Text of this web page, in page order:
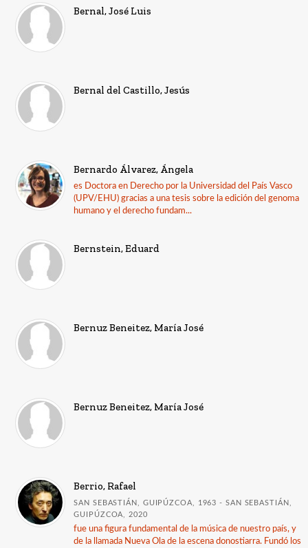
Bernal, José Luis
Bernal del Castillo, Jesús
Bernardo Álvarez, Ángela
es Doctora en Derecho por la Universidad del País Vasco
(UPV/EHU) gracias a una tesis sobre la edición del genoma
humano y el derecho fundam...
Bernstein, Eduard
Bernuz Beneitez, María José
Bernuz Beneitez, María José
Berrio, Rafael
SAN SEBASTIÁN, GUIPÚZCOA, 1963 - SAN SEBASTIÁN,
GUIPÚZCOA, 2020
fue una figura fundamental de la música de nuestro país, y
de la llamada Nueva Ola de la escena donostiarra. Fundó los